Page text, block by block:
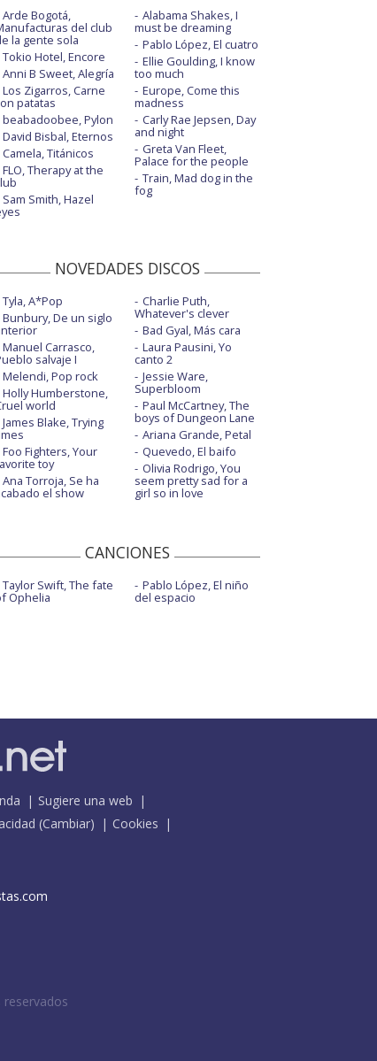
Arde Bogotá,
del club
la gente sola
Tokio Hotel, Encore
Anni B Sweet, Alegría
Los Zigarros, Carne
patatas
beabadoobee, Pylon
David Bisbal, Eternos
Camela, Titánicos
FLO, Therapy at the
Sam Smith, Hazel
Alabama Shakes, I
must be dreaming
Pablo López, El cuatro
Ellie Goulding, I know
too much
Europe, Come this
madness
Carly Rae Jepsen, Day
and night
Greta Van Fleet,
Palace for the people
Train, Mad dog in the
fog
NOVEDADES DISCOS
Tyla, A*Pop
Bunbury, De un siglo
Manuel Carrasco,
salvaje I
Melendi, Pop rock
Holly Humberstone,
world
James Blake, Trying
Foo Fighters, Your
toy
Ana Torroja, Se ha
el show
Charlie Puth,
Whatever's clever
Bad Gyal, Más cara
Laura Pausini, Yo
canto 2
Jessie Ware,
Superbloom
Paul McCartney, The
boys of Dungeon Lane
Ariana Grande, Petal
Quevedo, El baifo
Olivia Rodrigo, You
seem pretty sad for a
girl so in love
CANCIONES
Taylor Swift, The fate
Ophelia
Pablo López, El niño
del espacio
Sugiere una web
(Cambiar)
Cookies
reservados